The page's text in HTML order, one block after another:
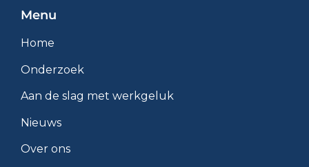
Menu
Home
Onderzoek
Aan de slag met werkgeluk
Nieuws
Over ons